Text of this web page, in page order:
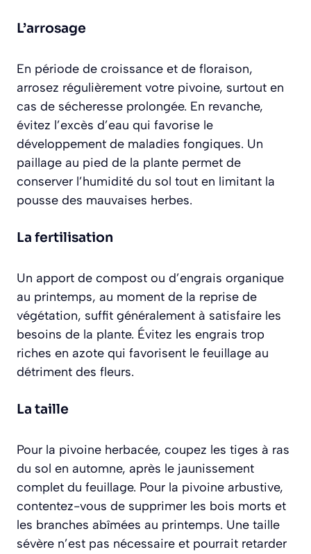
L’arrosage
En période de croissance et de floraison,
arrosez régulièrement votre pivoine, surtout en
cas de sécheresse prolongée. En revanche,
évitez l’excès d’eau qui favorise le
développement de maladies fongiques. Un
paillage au pied de la plante permet de
conserver l’humidité du sol tout en limitant la
pousse des mauvaises herbes.
La fertilisation
Un apport de compost ou d’engrais organique
au printemps, au moment de la reprise de
végétation, suffit généralement à satisfaire les
besoins de la plante. Évitez les engrais trop
riches en azote qui favorisent le feuillage au
détriment des fleurs.
La taille
Pour la pivoine herbacée, coupez les tiges à ras
du sol en automne, après le jaunissement
complet du feuillage. Pour la pivoine arbustive,
contentez-vous de supprimer les bois morts et
les branches abîmées au printemps. Une taille
sévère n’est pas nécessaire et pourrait retarder